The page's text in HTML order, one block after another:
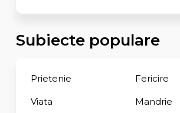
Subiecte populare
Prietenie Fericire
Viata Mandrie